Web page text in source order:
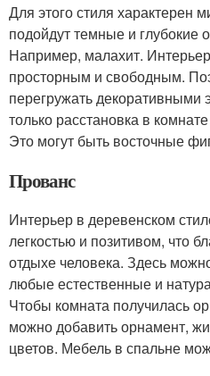
Для этого стиля характерен
подойдут темные и глубокие
Например, малахит.
просторным и свободным.
перегружать декоративными
только расстановка в
Это могут быть восточные
Прованс
Интерьер в деревенском
легкостью и позитивом, что
отдыхе человека. Здесь
любые естественные и
Чтобы комната получилась
можно добавить орнамент,
цветов. Мебель в спальне